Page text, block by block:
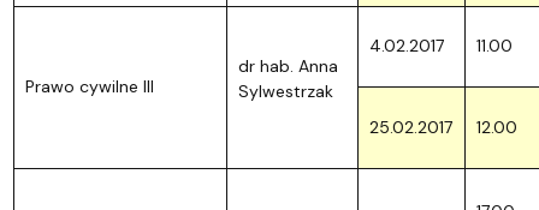
Prawo cywilne III
dr hab. Anna
Sylwestrzak
4.02.2017 11.00
25.02.2017 12.00